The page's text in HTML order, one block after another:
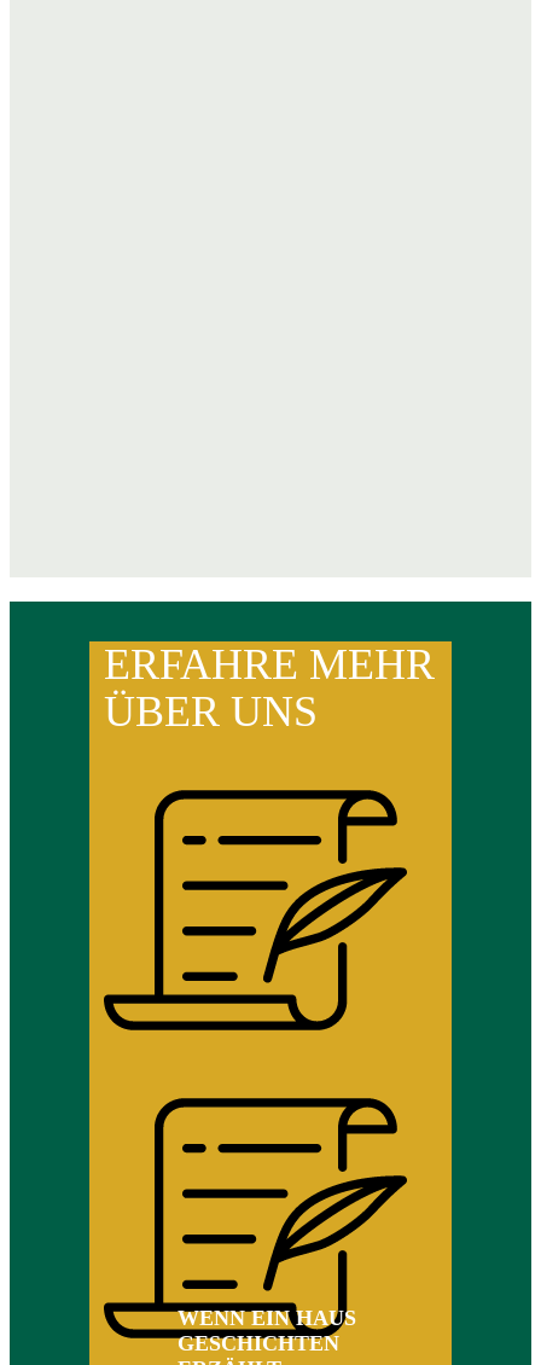
ERFAHRE MEHR
ÜBER UNS
WENN EIN HAUS
GESCHICHTEN